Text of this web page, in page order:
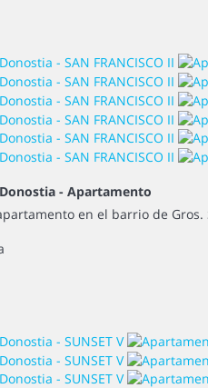
- Apartamento
en el barrio de Gros.